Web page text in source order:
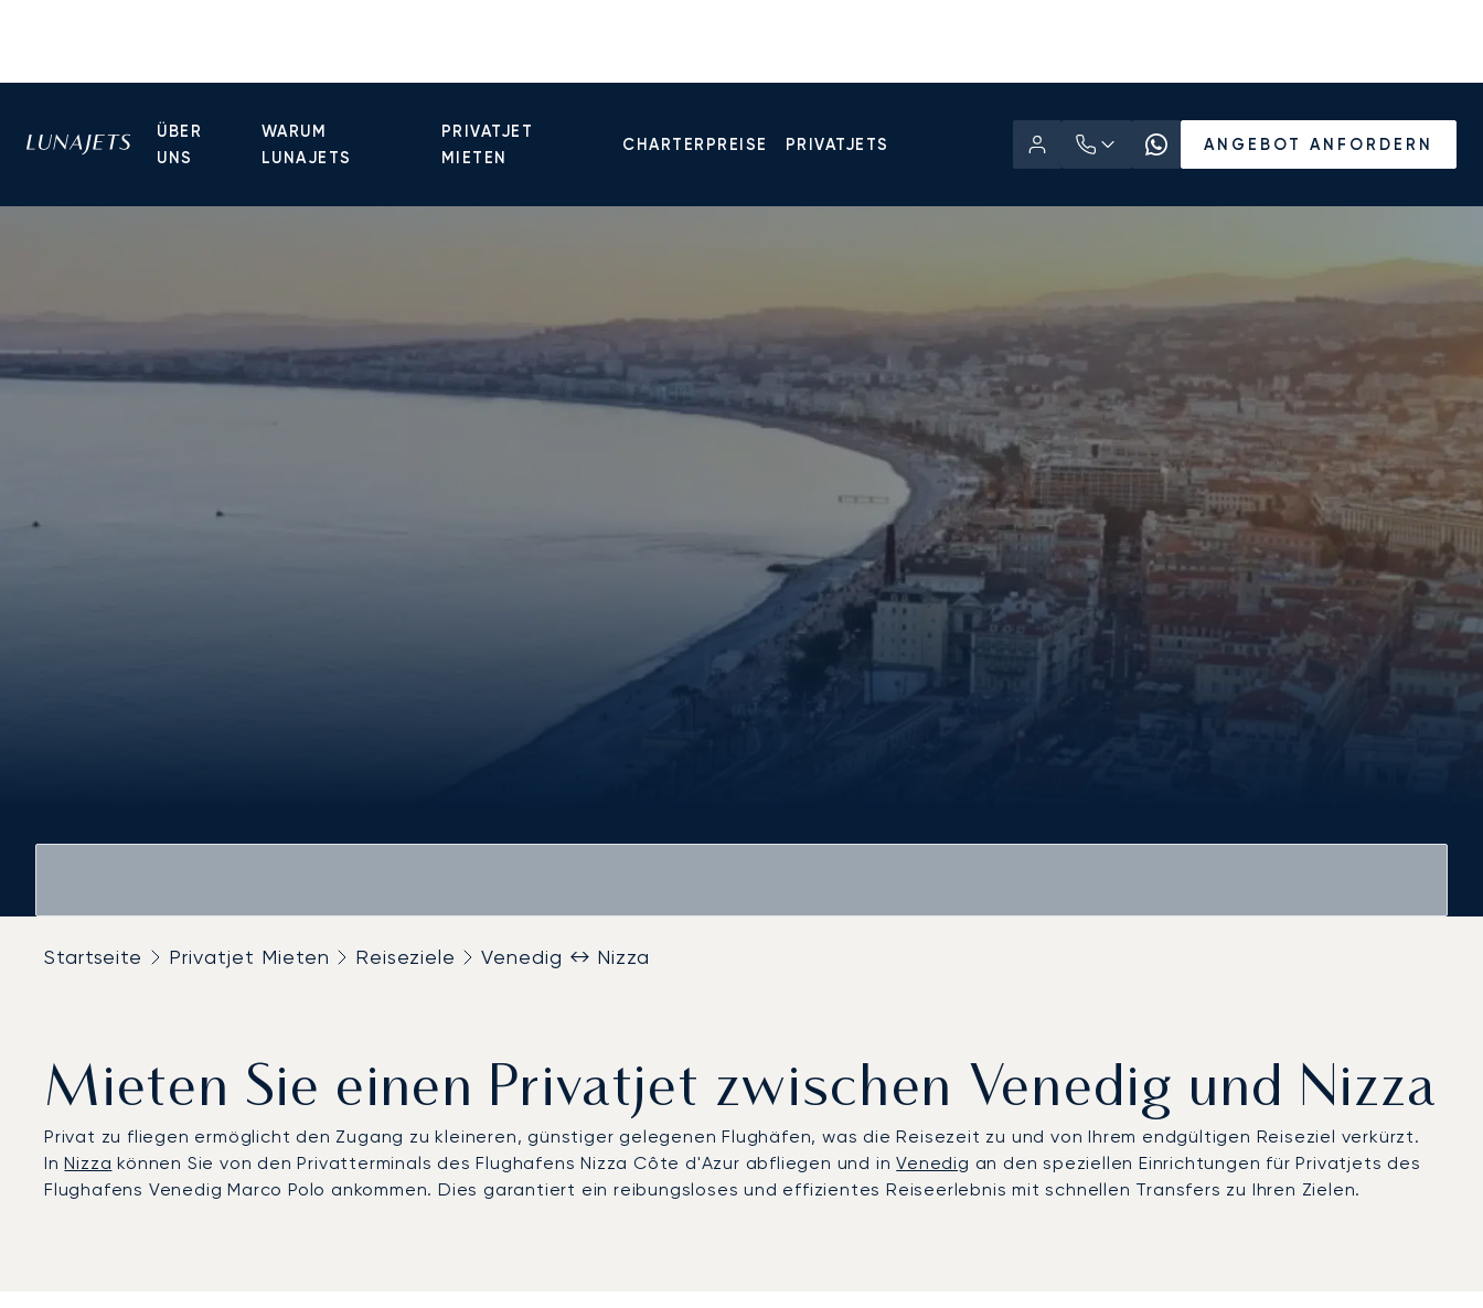
ÜBER
UNS
WARUM
LUNAJETS
PRIVATJET
MIETEN
CHARTERPREISE PRIVATJETS ANGEBOT ANFORDERN
Startseite Privatjet Mieten Reiseziele Venedig ↔ Nizza
Mieten Sie einen Privatjet zwischen Venedig und Nizza
Privat zu fliegen ermöglicht den Zugang zu kleineren, günstiger gelegenen Flughäfen, was die Reisezeit zu und von Ihrem endgültigen Reiseziel verkürzt.
InNizza können Sie von den Privatterminals des Flughafens Nizza Côte d'Azur abfliegen und inVenedig an den speziellen Einrichtungen für Privatjets des
Flughafens Venedig Marco Polo ankommen. Dies garantiert ein reibungsloses und effizientes Reiseerlebnis mit schnellen Transfers zu Ihren Zielen.